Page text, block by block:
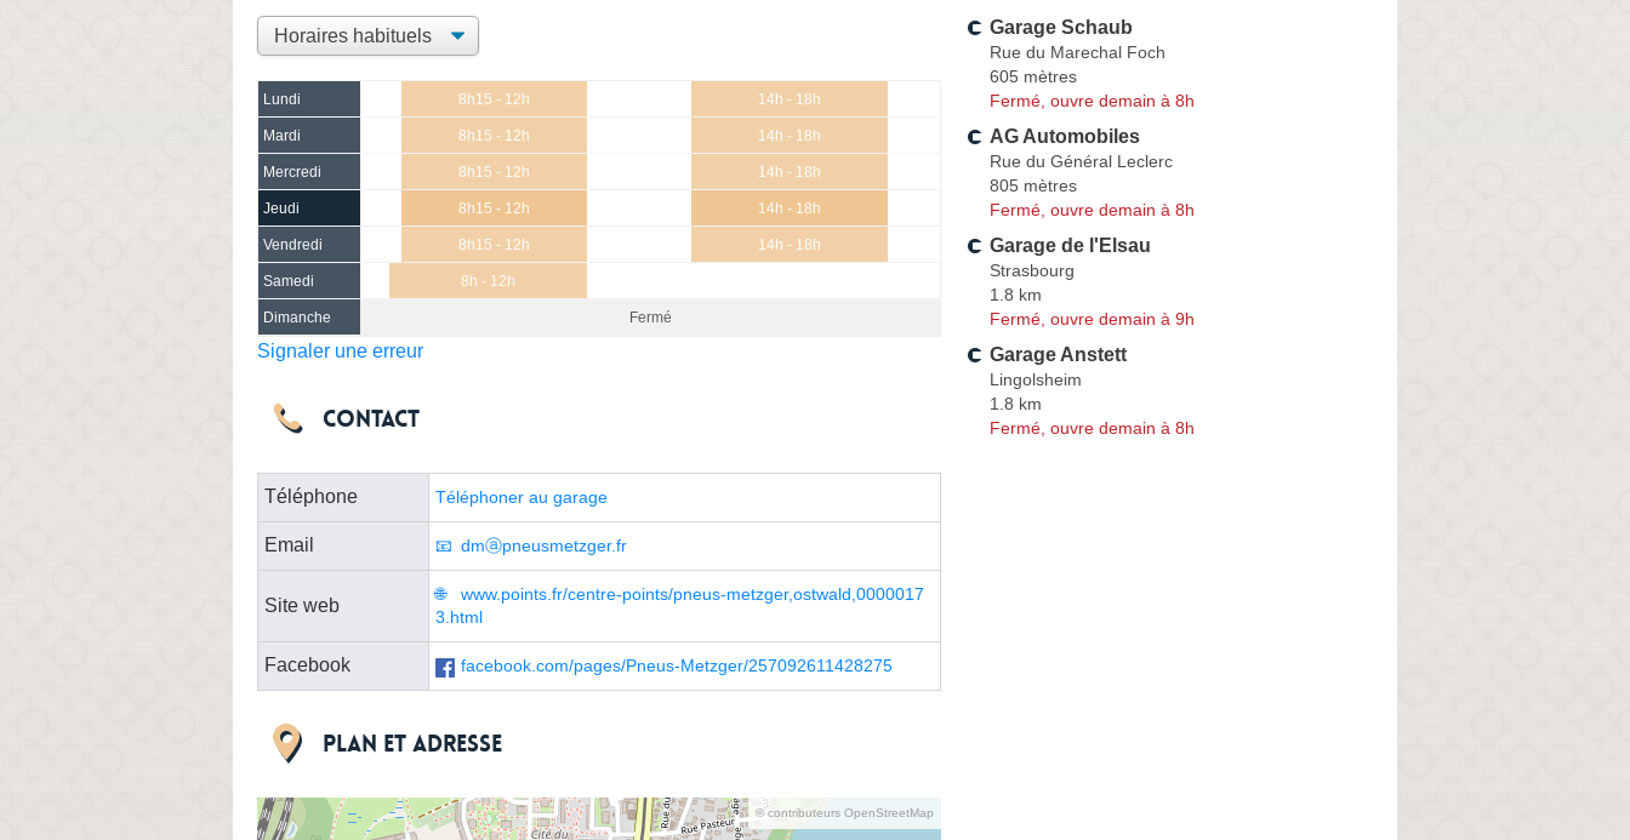
Lundi 8h15 - 12h 14h - 18h
Mardi 8h15 - 12h 14h - 18h
Mercredi 8h15 - 12h 14h - 18h
Jeudi 8h15 - 12h 14h - 18h
Vendredi 8h15 - 12h 14h - 18h
Samedi 8h - 12h
Dimanche Fermé
Signaler une erreur
Contact
Téléphone Téléphoner au garage
Email dmⓐpneusmetzger.fr
Site web
www.points.fr/centre-points/pneus-metzger,ostwald,0000017
3.html
Facebook facebook.com/pages/Pneus-Metzger/257092611428275
Plan et adresse
© contributeurs OpenStreetMap
Garage Schaub
Rue du Marechal Foch
605 mètres
Fermé, ouvre demain à 8h
AG Automobiles
Rue du Général Leclerc
805 mètres
Fermé, ouvre demain à 8h
Garage de l'Elsau
Strasbourg
1.8 km
Fermé, ouvre demain à 9h
Garage Anstett
Lingolsheim
1.8 km
Fermé, ouvre demain à 8h